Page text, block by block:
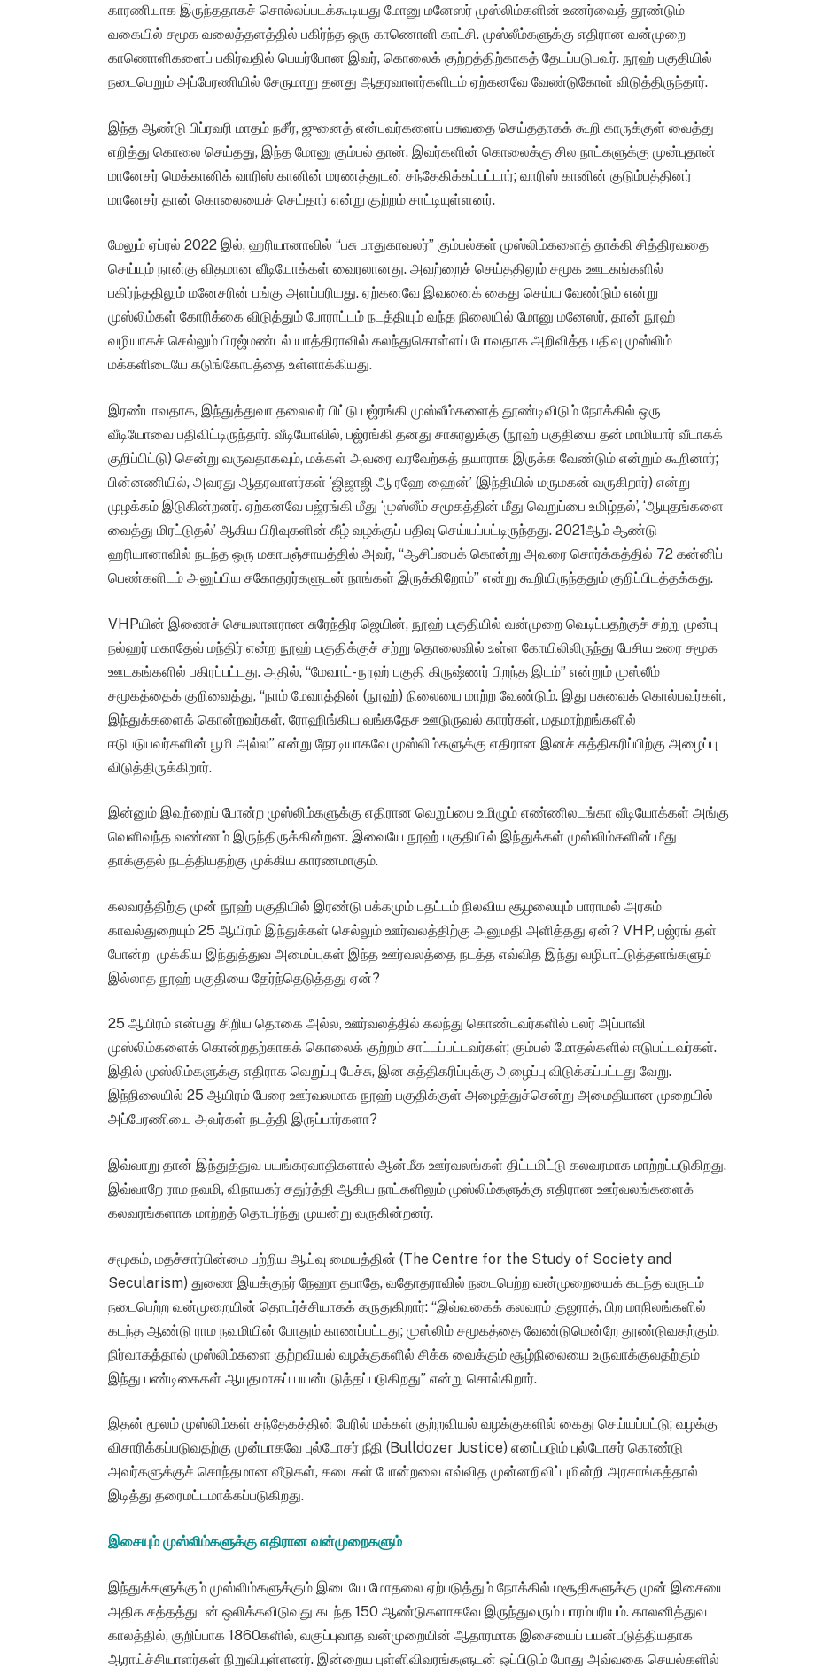
காரணியாக இருந்ததாகச் சொல்லப்படக்கூடியது மோனு மனேஸர் முஸ்லிம்களின் உணர்வைத் தூண்டும்
வகையில் சமூக வலைத்தளத்தில் பகிர்ந்த ஒரு காணொளி காட்சி. முஸ்லீம்களுக்கு எதிரான வன்முறை
காணொளிகளைப் பகிர்வதில் பெயர்போன இவர், கொலைக் குற்றத்திற்காகத் தேடப்படுபவர். நூஹ் பகுதியில்
நடைபெறும் அப்பேரணியில் சேருமாறு தனது ஆதரவாளர்களிடம் ஏற்கனவே வேண்டுகோள் விடுத்திருந்தார்.
இந்த ஆண்டு பிப்ரவரி மாதம் நசீர், ஜுனைத் என்பவர்களைப் பசுவதை செய்ததாகக் கூறி காருக்குள் வைத்து
எறித்து கொலை செய்தது, இந்த மோனு கும்பல் தான். இவர்களின் கொலைக்கு சில நாட்களுக்கு முன்புதான்
மானேசர் மெக்கானிக் வாரிஸ் கானின் மரணத்துடன் சந்தேகிக்கப்பட்டார்; வாரிஸ் கானின் குடும்பத்தினர்
மானேசர் தான் கொலையைச் செய்தார் என்று குற்றம் சாட்டியுள்ளனர்.
மேலும் ஏப்ரல் 2022 இல், ஹரியானாவில் “பசு பாதுகாவலர்” கும்பல்கள் முஸ்லிம்களைத் தாக்கி சித்திரவதை
செய்யும் நான்கு விதமான வீடியோக்கள் வைரலானது. அவற்றைச் செய்ததிலும் சமூக ஊடகங்களில்
பகிர்ந்ததிலும் மனேசரின் பங்கு அளப்பரியது. ஏற்கனவே இவனைக் கைது செய்ய வேண்டும் என்று
முஸ்லிம்கள் கோரிக்கை விடுத்தும் போராட்டம் நடத்தியும் வந்த நிலையில் மோனு மனேஸர், தான் நூஹ்
வழியாகச் செல்லும் பிரஜ்மண்டல் யாத்திராவில் கலந்துகொள்ளப் போவதாக அறிவித்த பதிவு முஸ்லிம்
மக்களிடையே கடுங்கோபத்தை உள்ளாக்கியது.
இரண்டாவதாக, இந்துத்துவா தலைவர் பிட்டு பஜ்ரங்கி முஸ்லீம்களைத் தூண்டிவிடும் நோக்கில் ஒரு
வீடியோவை பதிவிட்டிருந்தார். வீடியோவில், பஜ்ரங்கி தனது சாசுரலுக்கு (நூஹ் பகுதியை தன் மாமியார் வீடாகக்
குறிப்பிட்டு) சென்று வருவதாகவும், மக்கள் அவரை வரவேற்கத் தயாராக இருக்க வேண்டும் என்றும் கூறினார்;
பின்னணியில், அவரது ஆதரவாளர்கள் ‘ஜிஜாஜி ஆ ரஹே ஹைன்’ (இந்தியில் மருமகன் வருகிறார்) என்று
முழக்கம் இடுகின்றனர். ஏற்கனவே பஜ்ரங்கி மீது ‘முஸ்லீம் சமூகத்தின் மீது வெறுப்பை உமிழ்தல்’, ‘ஆயுதங்களை
வைத்து மிரட்டுதல்’ ஆகிய பிரிவுகளின் கீழ் வழக்குப் பதிவு செய்யப்பட்டிருந்தது. 2021ஆம் ஆண்டு
ஹரியானாவில் நடந்த ஒரு மகாபஞ்சாயத்தில் அவர், “ஆசிப்பைக் கொன்று அவரை சொர்க்கத்தில் 72 கன்னிப்
பெண்களிடம் அனுப்பிய சகோதரர்களுடன் நாங்கள் இருக்கிறோம்” என்று கூறியிருந்ததும் குறிப்பிடத்தக்கது.
VHPயின் இணைச் செயலாளரான சுரேந்திர ஜெயின், நூஹ் பகுதியில் வன்முறை வெடிப்பதற்குச் சற்று முன்பு
நல்ஹர் மகாதேவ் மந்திர் என்ற நூஹ் பகுதிக்குச் சற்று தொலைவில் உள்ள கோயிலிலிருந்து பேசிய உரை சமூக
ஊடகங்களில் பகிரப்பட்டது. அதில், “மேவாட்- நூஹ் பகுதி கிருஷ்ணர் பிறந்த இடம்” என்றும் முஸ்லீம்
சமூகத்தைக் குறிவைத்து, “நாம் மேவாத்தின் (நூஹ்) நிலையை மாற்ற வேண்டும். இது பசுவைக் கொல்பவர்கள்,
இந்துக்களைக் கொன்றவர்கள், ரோஹிங்கிய வங்கதேச ஊடுருவல் காரர்கள், மதமாற்றங்களில்
ஈடுபடுபவர்களின் பூமி அல்ல” என்று நேரடியாகவே முஸ்லிம்களுக்கு எதிரான இனச் சுத்திகரிப்பிற்கு அழைப்பு
விடுத்திருக்கிறார்.
இன்னும் இவற்றைப் போன்ற முஸ்லிம்களுக்கு எதிரான வெறுப்பை உமிழும் எண்ணிலடங்கா வீடியோக்கள் அங்கு
வெளிவந்த வண்ணம் இருந்திருக்கின்றன. இவையே நூஹ் பகுதியில் இந்துக்கள் முஸ்லிம்களின் மீது
தாக்குதல் நடத்தியதற்கு முக்கிய காரணமாகும்.
கலவரத்திற்கு முன் நூஹ் பகுதியில் இரண்டு பக்கமும் பதட்டம் நிலவிய சூழலையும் பாராமல் அரசும்
காவல்துறையும் 25 ஆயிரம் இந்துக்கள் செல்லும் ஊர்வலத்திற்கு அனுமதி அளித்தது ஏன்? VHP, பஜ்ரங் தள்
போன்ற முக்கிய இந்துத்துவ அமைப்புகள் இந்த ஊர்வலத்தை நடத்த எவ்வித இந்து வழிபாட்டுத்தளங்களும்
இல்லாத நூஹ் பகுதியை தேர்ந்தெடுத்தது ஏன்?
25 ஆயிரம் என்பது சிறிய தொகை அல்ல, ஊர்வலத்தில் கலந்து கொண்டவர்களில் பலர் அப்பாவி
முஸ்லிம்களைக் கொன்றதற்காகக் கொலைக் குற்றம் சாட்டப்பட்டவர்கள்; கும்பல் மோதல்களில் ஈடுபட்டவர்கள்.
இதில் முஸ்லிம்களுக்கு எதிராக வெறுப்பு பேச்சு, இன சுத்திகரிப்புக்கு அழைப்பு விடுக்கப்பட்டது வேறு.
இந்நிலையில் 25 ஆயிரம் பேரை ஊர்வலமாக நூஹ் பகுதிக்குள் அழைத்துச்சென்று அமைதியான முறையில்
அப்பேரணியை அவர்கள் நடத்தி இருப்பார்களா?
இவ்வாறு தான் இந்துத்துவ பயங்கரவாதிகளால் ஆன்மீக ஊர்வலங்கள் திட்டமிட்டு கலவரமாக மாற்றப்படுகிறது.
இவ்வாறே ராம நவமி, விநாயகர் சதுர்த்தி ஆகிய நாட்களிலும் முஸ்லிம்களுக்கு எதிரான ஊர்வலங்களைக்
கலவரங்களாக மாற்றத் தொடர்ந்து முயன்று வருகின்றனர்.
சமூகம், மதச்சார்பின்மை பற்றிய ஆய்வு மையத்தின் (The Centre for the Study of Society and
Secularism) துணை இயக்குநர் நேஹா தபாதே, வதோதராவில் நடைபெற்ற வன்முறையைக் கடந்த வருடம்
நடைபெற்ற வன்முறையின் தொடர்ச்சியாகக் கருதுகிறார்: “இவ்வகைக் கலவரம் குஜராத், பிற மாநிலங்களில்
கடந்த ஆண்டு ராம நவமியின் போதும் காணப்பட்டது; முஸ்லிம் சமூகத்தை வேண்டுமென்றே தூண்டுவதற்கும்,
நிர்வாகத்தால் முஸ்லிம்களை குற்றவியல் வழக்குகளில் சிக்க வைக்கும் சூழ்நிலையை உருவாக்குவதற்கும்
இந்து பண்டிகைகள் ஆயுதமாகப் பயன்படுத்தப்படுகிறது” என்று சொல்கிறார்.
இதன் மூலம் முஸ்லிம்கள் சந்தேகத்தின் பேரில் மக்கள் குற்றவியல் வழக்குகளில் கைது செய்யப்பட்டு; வழக்கு
விசாரிக்கப்படுவதற்கு முன்பாகவே புல்டோசர் நீதி (Bulldozer Justice) எனப்படும் புல்டோசர் கொண்டு
அவர்களுக்குச் சொந்தமான வீடுகள், கடைகள் போன்றவை எவ்வித முன்னறிவிப்புமின்றி அரசாங்கத்தால்
இடித்து தரைமட்டமாக்கப்படுகிறது.
இசையும் முஸ்லிம்களுக்கு எதிரான வன்முறைகளும்
இந்துக்களுக்கும் முஸ்லிம்களுக்கும் இடையே மோதலை ஏற்படுத்தும் நோக்கில் மசூதிகளுக்கு முன் இசையை
அதிக சத்தத்துடன் ஒலிக்கவிடுவது கடந்த 150 ஆண்டுகளாகவே இருந்துவரும் பாரம்பரியம். காலனித்துவ
காலத்தில், குறிப்பாக 1860களில், வகுப்புவாத வன்முறையின் ஆதாரமாக இசையைப் பயன்படுத்தியதாக
ஆராய்ச்சியாளர்கள் நிறுவியுள்ளனர். இன்றைய புள்ளிவிவரங்களுடன் ஒப்பிடும் போது அவ்வகை செயல்களில்